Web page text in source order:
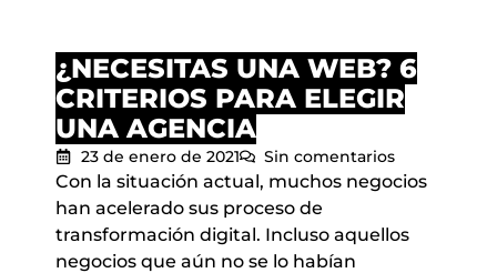
¿NECESITAS UNA WEB? 6
CRITERIOS PARA ELEGIR
UNA AGENCIA
23 de enero de 2021 Sin comentarios
Con la situación actual, muchos negocios
han acelerado sus proceso de
transformación digital. Incluso aquellos
negocios que aún no se lo habían